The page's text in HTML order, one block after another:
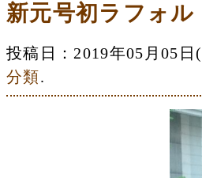
新元号初ラフォル
投稿日：2019年05月05
分類.